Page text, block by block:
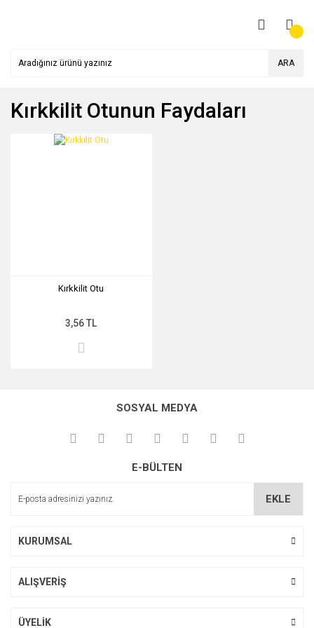
ARA
Kırkkilit Otunun Faydaları
Kırkkilit Otu
3,56 TL
SOSYAL MEDYA
E-BÜLTEN
EKLE
KURUMSAL
ALIŞVERİŞ
ÜYELİK